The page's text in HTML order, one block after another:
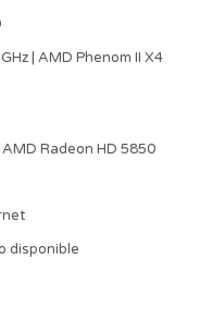
| AMD Phenom II X4
Radeon HD 5850
disponible